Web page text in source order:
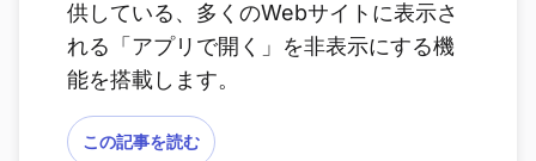
供している、多くのWebサイトに表示さ
れる「アプリで開く」を非表示にする機
能を搭載します。
この記事を読む